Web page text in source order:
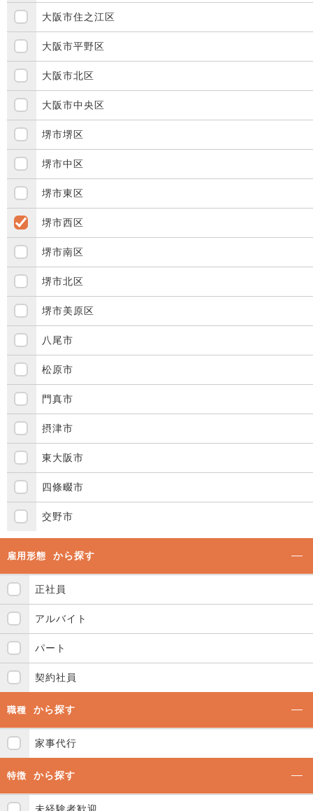
大阪市住之江区
大阪市平野区
大阪市北区
大阪市中央区
堺市堺区
堺市中区
堺市東区
堺市西区
堺市南区
堺市北区
堺市美原区
八尾市
松原市
門真市
摂津市
東大阪市
四條畷市
交野市
雇用形態 から探す
正社員
アルバイト
パート
契約社員
職種 から探す
家事代行
特徴 から探す